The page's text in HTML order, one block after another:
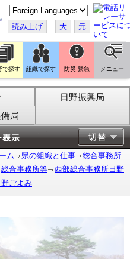
こ
の
ペ
ー
ジ
翻
訳
す
る
読み上げ 大 元
で探す 組織で探す 防災 緊急 メニュー
日野振興局
局
ム 県の組織と仕事
総合事務所
総合事務所等
西部総合事務所日野
野ごよみ